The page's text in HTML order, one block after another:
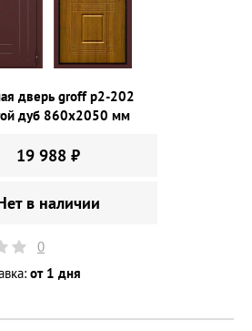
дверь groff p2-202
дуб 860х2050 мм
19 988 ₽
в наличии
0
от 1 дня